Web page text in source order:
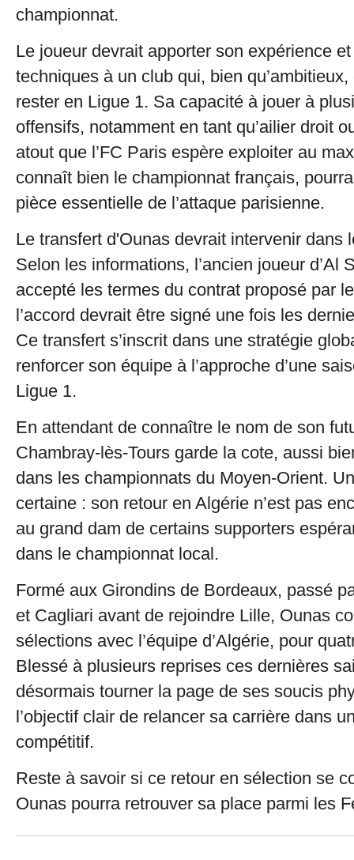
championnat.
Le joueur devrait apporter son expérience
techniques à un club qui, bien
rester en Ligue 1. Sa capacité à jouer à
offensifs, notamment en tant qu’ailier droit
atout que l’FC Paris espère exploiter au
connaît bien le championnat français,
pièce essentielle de l’attaque parisienne.
Le transfert d'Ounas devrait intervenir dans
Selon les informations, l’ancien joueur d’Al
accepté les termes du contrat proposé par
l’accord devrait être signé une fois les
Ce transfert s’inscrit dans une stratégie
renforcer son équipe à l’approche d’une
Ligue 1.
En attendant de connaître le nom de son
Chambray-lès-Tours garde la cote, aussi
dans les championnats du Moyen-Orient.
certaine : son retour en Algérie n’est pas
au grand dam de certains supporters
dans le championnat local.
Formé aux Girondins de Bordeaux, passé
et Cagliari avant de rejoindre Lille, Ounas
sélections avec l’équipe d’Algérie, pour
Blessé à plusieurs reprises ces dernières
désormais tourner la page de ses soucis
l’objectif clair de relancer sa carrière dans
compétitif.
Reste à savoir si ce retour en sélection se
Ounas pourra retrouver sa place parmi les